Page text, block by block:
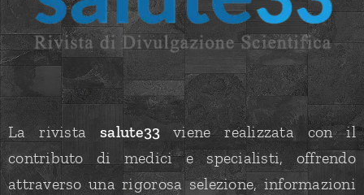
La rivistasalute33viene realizzata con il
contributo di medici e specialisti, offrendo
attraverso una rigorosa selezione, informazioni